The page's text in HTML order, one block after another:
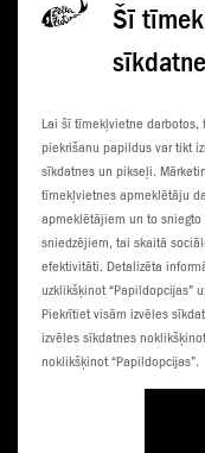
Šī
Lai šī tīmekļvietne darbotos,
piekrišanu papildus var tikt
sīkdatnes un pikseļi.
tīmekļvietnes apmeklētāju
apmeklētājiem un to
sniedzējiem, tai skaitā
efektivitāti. Detalizēta
uzklikšķinot “Papildopcijas”
Piekrītiet visām izvēles
izvēles sīkdatnes
noklikšķinot “Papildopcijas”.
KLIENTU
SŪTI SMS